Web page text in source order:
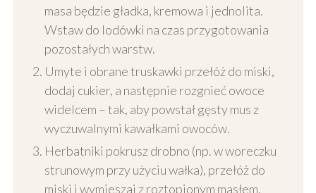
masa będzie gładka, kremowa i jednolita.
Wstaw do lodówki na czas przygotowania
pozostałych warstw.
Umyte i obrane truskawki przełóż do miski,
dodaj cukier, a następnie rozgnieć owoce
widelcem – tak, aby powstał gęsty mus z
wyczuwalnymi kawałkami owoców.
Herbatniki pokrusz drobno (np. w woreczku
strunowym przy użyciu wałka), przełóż do
miski i wymieszaj z roztopionym masłem.